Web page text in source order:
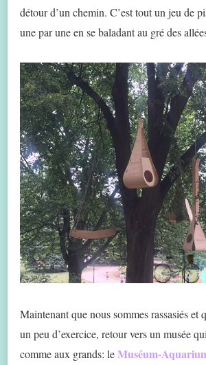
détour d’un chemin. C’est tout un jeu de
une par une en se baladant au gré des
Maintenant que nous sommes rassasiés et
un peu d’exercice, retour vers un musée
comme aux grands: leMuséum-